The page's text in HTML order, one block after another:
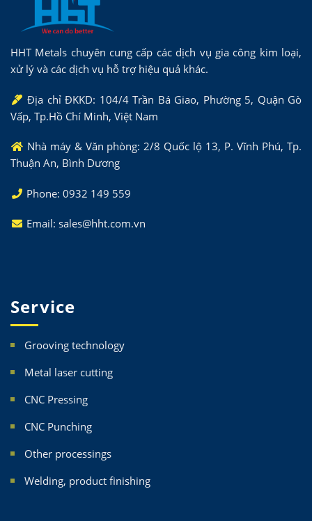
HHT Metals chuyên cung cấp các dịch vụ gia công kim loại,
xử lý và các dịch vụ hỗ trợ hiệu quả khác.
Địa chỉ ĐKKD: 104/4 Trần Bá Giao, Phường 5, Quận Gò
Vấp, Tp.Hồ Chí Minh, Việt Nam
Nhà máy & Văn phòng: 2/8 Quốc lộ 13, P. Vĩnh Phú, Tp.
Thuận An, Bình Dương
Phone: 0932 149 559
Email: sales@hht.com.vn
Service
Grooving technology
Metal laser cutting
CNC Pressing
CNC Punching
Other processings
Welding, product finishing